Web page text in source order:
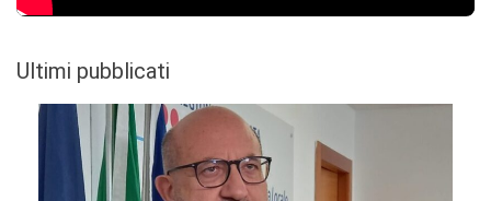
Ultimi pubblicati